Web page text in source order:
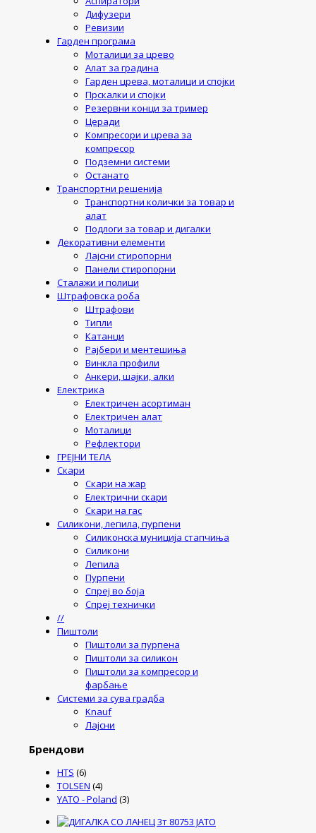
Дифузери
Ревизии
Гарден програма
Моталици за црево
Алат за градина
Гарден црева, моталици и спојки
Прскалки и спојки
Резервни конци за тример
Церади
Компресори и црева за
компресор
Подземни системи
Останато
Транспортни решенија
Транспортни колички за товар и
алат
Подлоги за товар и дигалки
Декоративни елементи
Лајсни стиропорни
Панели стиропорни
Сталажи и полици
Штрафовска роба
Штрафови
Типли
Катанци
Рајбери и ментешиња
Винкла профили
Анкери, шајки, алки
Електрика
Електричен асортиман
Електричен алат
Моталици
Рефлектори
ГРЕЈНИ ТЕЛА
Скари
Скари на жар
Електрични скари
Скари на гас
Силикони, лепила, пурпени
Силиконска муниција стапчиња
Силикони
Лепила
Пурпени
Спреј во боја
Спреј технички
//
Пиштоли
Пиштоли за пурпена
Пиштоли за силикон
Пиштоли за компресор и
фарбање
Системи за сува градба
Knauf
Лајсни
Брендови
HTS (6)
TOLSEN (4)
YATO - Poland (3)